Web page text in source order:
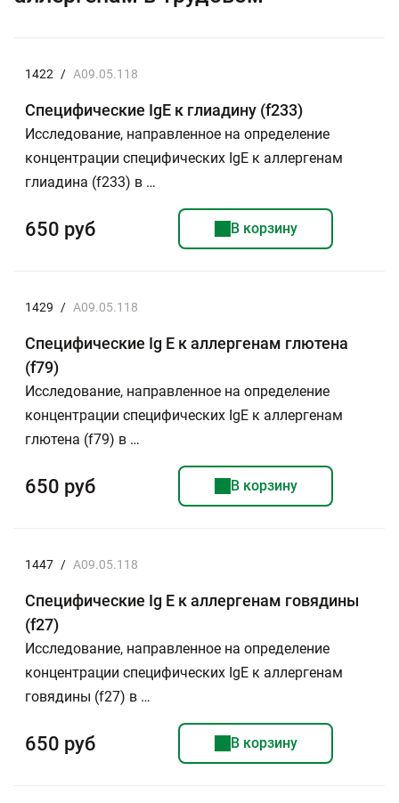
1422 / A09.05.118
Специфические IgE к глиадину (f233)
Исследование, направленное на определение
концентрации специфических IgE к аллергенам
глиадина (f233) в …
650 руб В корзину
1429 / A09.05.118
Специфические Ig E к аллергенам глютена
(f79)
Исследование, направленное на определение
концентрации специфических IgE к аллергенам
глютена (f79) в …
650 руб В корзину
1447 / A09.05.118
Специфические Ig E к аллергенам говядины
(f27)
Исследование, направленное на определение
концентрации специфических IgE к аллергенам
говядины (f27) в …
650 руб В корзину